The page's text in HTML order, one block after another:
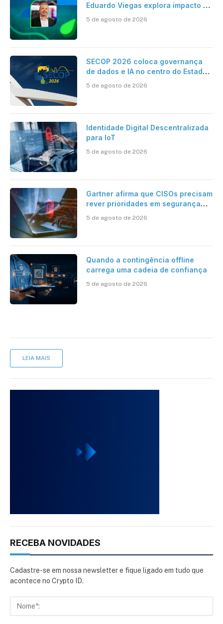
Eduardo Viegas explora impacto de
Contabilidade
5 de agosto de 2026
SECOP 2026 coloca governança
de dados e IA no centro do Estado
5 de agosto de 2026
Identidade Digital Descentralizada
para IoT
5 de agosto de 2026
Gartner afirma que CISOs precisam
rever prioridades em segurança
desafios impostos pela Inteligência
5 de agosto de 2026
Quando a contingência offline
carrega uma cadeia de confiança
5 de agosto de 2026
LEIA MAIS
RECEBA NOVIDADES
Cadastre-se em nossa newsletter e fique ligado em tudo que
acontece no Crypto ID.